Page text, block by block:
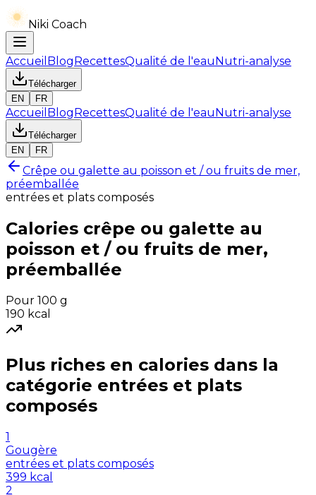
Niki Coach
Accueil BlogRecettesQualité de l'eauNutri-analyse
Télécharger
EN
FR
Accueil BlogRecettesQualité de l'eauNutri-analyse
Télécharger
EN
FR
Crêpe ou galette au poisson et / ou fruits de mer,
préemballée
entrées et plats composés
Calories crêpe ou galette au
poisson et / ou fruits de mer,
préemballée
Pour 100 g
190 kcal
Plus riches en calories dans la
catégorie entrées et plats
composés
1
Gougère
entrées et plats composés
399 kcal
2